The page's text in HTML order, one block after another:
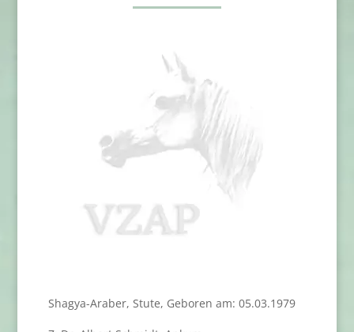
Shagya-Araber, Stute, Geboren am: 05.03.1979